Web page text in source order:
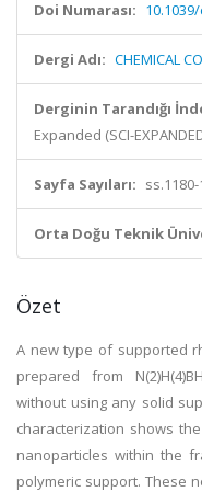
Doi Numarası:
Dergi Adı: CHEMICAL
Derginin Tarandığı
Expanded (SCI-
Sayfa Sayıları:
Orta Doğu Teknik
Özet
A new type of supported
prepared from
without using any solid
characterization shows
nanoparticles within the
polymeric support. These